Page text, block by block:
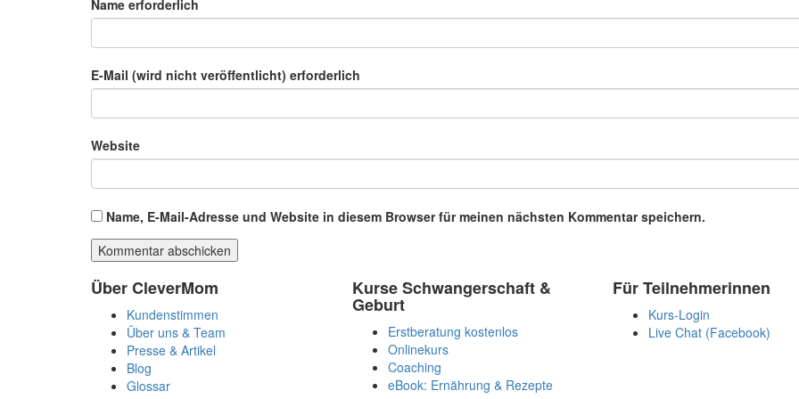
Name erforderlich
E-Mail (wird nicht veröffentlicht) erforderlich
Website
Name, E-Mail-Adresse und Website in diesem Browser für meinen nächsten Kommentar speichern.
Über CleverMom
Kundenstimmen
Über uns & Team
Presse & Artikel
Blog
Glossar
Kurse Schwangerschaft &
Geburt
Erstberatung kostenlos
Onlinekurs
Coaching
eBook: Ernährung & Rezepte
Für Teilnehmerinnen
Kurs-Login
Live Chat (Facebook)